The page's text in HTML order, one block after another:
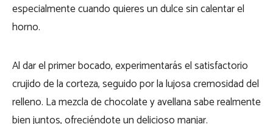
especialmente cuando quieres un dulce sin calentar el
horno.
Al dar el primer bocado, experimentarás el satisfactorio
crujido de la corteza, seguido por la lujosa cremosidad del
relleno. La mezcla de chocolate y avellana sabe realmente
bien juntos, ofreciéndote un delicioso manjar.